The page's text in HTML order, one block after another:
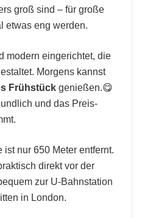
groß sind – für große
etwas eng werden.
modern eingerichtet, die
Morgens kannst
Frühstück genießen.😋
und das Preis-
ist nur 650 Meter entfernt.
direkt vor der
zur U-Bahnstation
in London.